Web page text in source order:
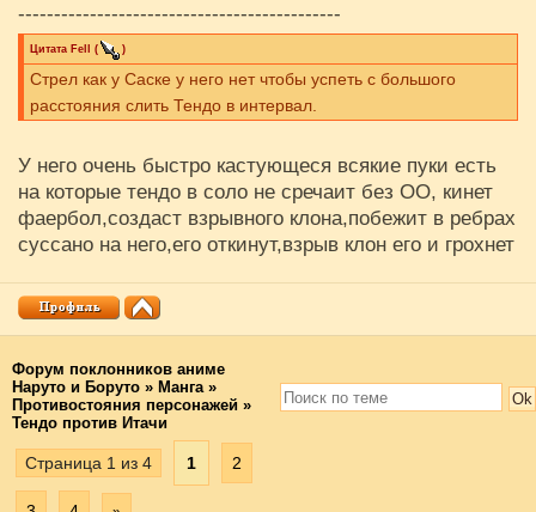
---------------------------------------------
Цитата Fell ( )
Стрел как у Саске у него нет чтобы успеть с большого
расстояния слить Тендо в интервал.
У него очень быстро кастующеся всякие пуки есть
на которые тендо в соло не сречаит без ОО, кинет
фаербол,создаст взрывного клона,побежит в ребрах
суссано на него,его откинут,взрыв клон его и грохнет
Форум поклонников аниме
Наруто и Боруто » Манга »
Противостояния персонажей »
Тендо против Итачи
Страница 1 из 4 1 2